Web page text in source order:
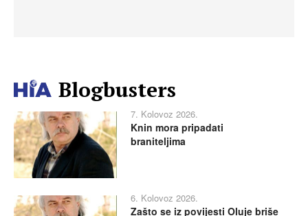
Blogbusters
7. Kolovoz 2026.
Knin mora pripadati
braniteljima
6. Kolovoz 2026.
Zašto se iz povijesti Oluje briše